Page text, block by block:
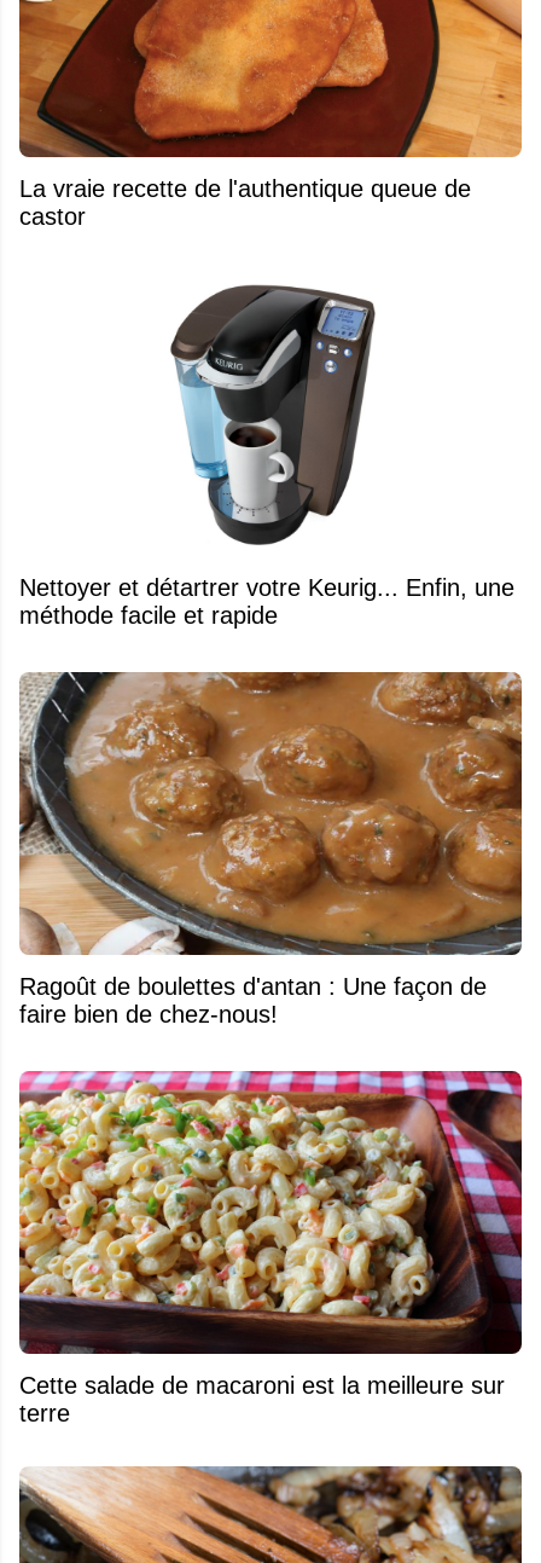
La vraie recette de l'authentique queue de
castor
Nettoyer et détartrer votre Keurig... Enfin, une
méthode facile et rapide
Ragoût de boulettes d'antan : Une façon de
faire bien de chez-nous!
Cette salade de macaroni est la meilleure sur
terre